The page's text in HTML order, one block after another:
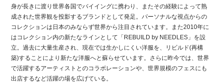
身が長きに渡り世界各国でバイイングに携わり、またその経験によって熟
成された世界観を投影するブランドとして発足。パーソナルな視点からの
コレクションは日本のみならず世界から注目されています。また2010年に
はコレクション内の新たなラインとして「REBUILD by NEEDLES」を設
立。過去に大量生産され、現在では生かしにくい洋服を、リビルド(再構
築)することにより新たな洋服へと蘇らせています。さらに昨今では、世界
で活躍するアーティストとのコラボレーションや、世界規模のフェスにも
出店するなど活躍の場を広げている。